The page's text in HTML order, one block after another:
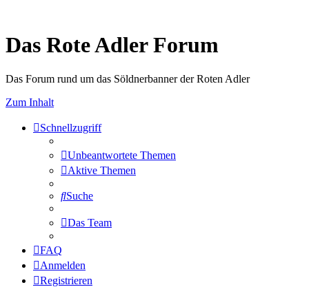
Das Rote Adler Forum
Das Forum rund um das Söldnerbanner der Roten Adler
Zum Inhalt
Schnellzugriff
Unbeantwortete Themen
Aktive Themen
Suche
Das Team
FAQ
Anmelden
Registrieren